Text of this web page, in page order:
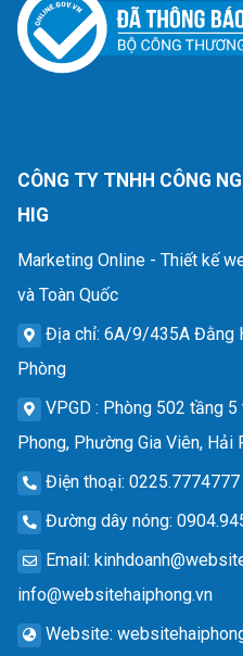
CÔNG TY TNHH CÔNG
HIG
Marketing Online - Thiết kế
và Toàn Quốc
Địa chỉ: 6A/9/435A Đằng
Phòng
VPGD : Phòng 502 tầng
Phong, Phường Gia Viên, Hải
Điện thoại: 0225.7774777
Đường dây nóng:
Email:
info@websitehaiphong.vn
Website: